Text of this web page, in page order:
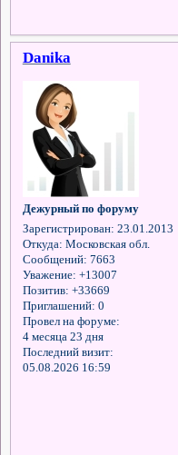
Danika
Дежурный по форуму
Зарегистрирован: 23.01.2013
Откуда: Московская обл.
Сообщений: 7663
Уважение: +13007
Позитив: +33669
Приглашений: 0
Провел на форуме:
4 месяца 23 дня
Последний визит:
05.08.2026 16:59